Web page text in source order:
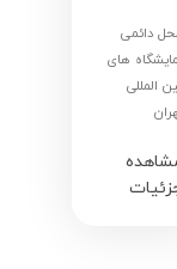
دائمی
های
المللی